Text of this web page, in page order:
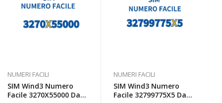
NUMERI FACILI
SIM Wind3 Numero
Facile 3270X55000 Da
NUMERI FACILI
SIM Wind3 Numero
Facile 32799775X5 Da